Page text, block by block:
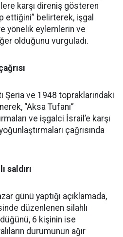
karşı direniş gösteren
ettiğini” belirterek, işgal
yönelik eylemlerin ve
olduğunu vurguladı.
Şeria ve 1948 topraklarındaki
“Aksa Tufanı”
ve işgalci İsrail’e karşı
çağrısında
saldırı
günü yaptığı açıklamada,
düzenlenen silahlı
6 kişinin ise
durumunun ağır